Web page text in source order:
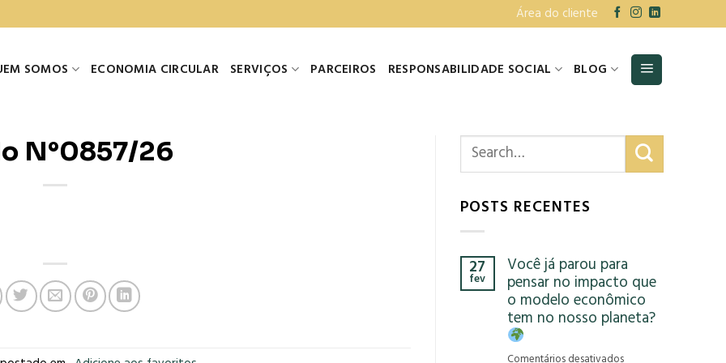
Área do cliente
SOMOS ECONOMIA CIRCULAR SERVIÇOS PARCEIROS RESPONSABILIDADE SOCIAL BLOG
N°0857/26
POSTS RECENTES
27
fev
Você já parou para
pensar no impacto que
o modelo econômico
tem no nosso planeta?
Comentários desativadosem